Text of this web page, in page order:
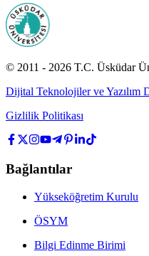
© 2011 - 2026 T.C. Üsküdar
Dijital Teknolojiler ve Yazılım
Gizlilik Politikası
Bağlantılar
Yükseköğretim Kurulu
ÖSYM
Bilgi Edinme Birimi